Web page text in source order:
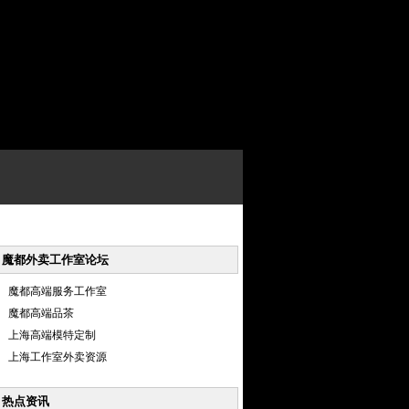
魔都外卖工作室论坛
魔都高端服务工作室
魔都高端品茶
上海高端模特定制
上海工作室外卖资源
热点资讯